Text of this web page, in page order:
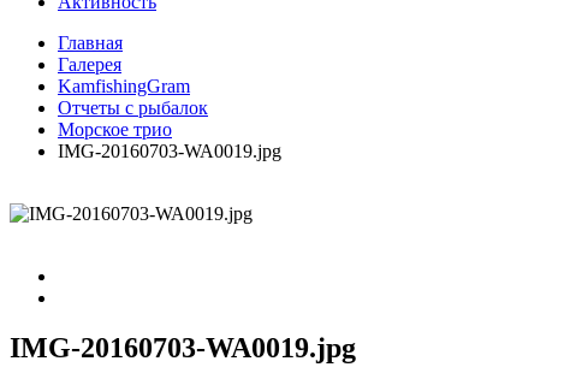
Главная
Галерея
KamfishingGram
Отчеты с рыбалок
Морское трио
IMG-20160703-WA0019.jpg
IMG-20160703-WA0019.jpg